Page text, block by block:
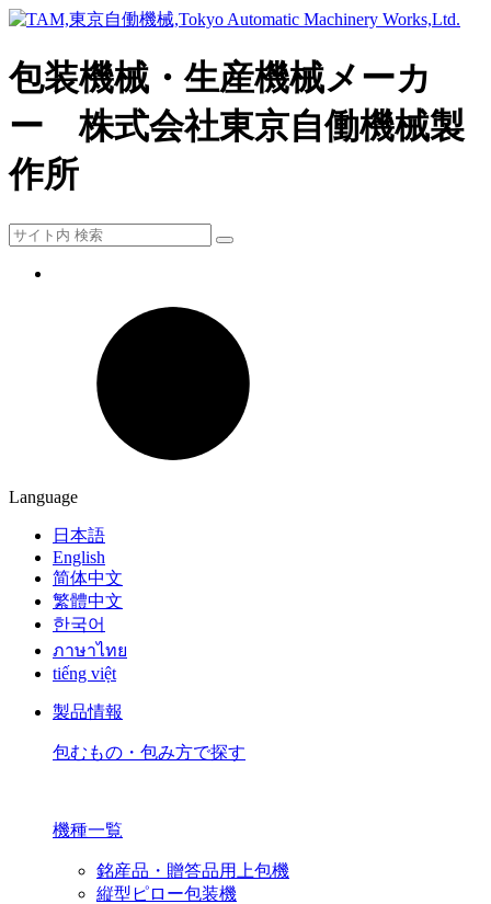
包装機械・生産機械メーカ
ー 株式会社東京自働機械製
作所
Language
日本語
English
简体中文
繁體中文
한국어
ภาษาไทย
tiếng việt
製品情報
包むもの・包み方で探す
機種一覧
銘産品・贈答品用上包機
縦型ピロー包装機